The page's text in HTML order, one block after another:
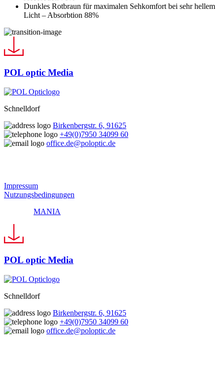
Dunkles Rotbraun für maximalen Sehkomfort bei sehr hellem
Licht – Absorbtion 88%
POL optic Media
Schnelldorf
Birkenbergstr. 6, 91625
+49(0)7950 34099 60
office.de@poloptic.de
Impressum
Nutzungsbedingungen
MANIA
POL optic Media
Schnelldorf
Birkenbergstr. 6, 91625
+49(0)7950 34099 60
office.de@poloptic.de